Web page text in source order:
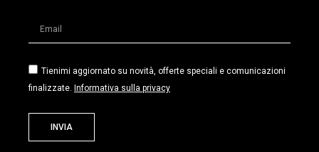
Tienimi aggiornato su novità, offerte speciali e comunicazioni
finalizzate. Informativa sulla privacy
INVIA